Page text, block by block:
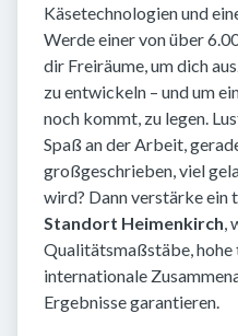
Käsetechnologien und
Werde einer von über
dir Freiräume, um dich
zu entwickeln – und um
noch kommt, zu legen.
Spaß an der Arbeit,
großgeschrieben, viel
wird? Dann verstärke ein
Standort Heimenkirch,
Qualitätsmaßstäbe, hohe
internationale
Ergebnisse garantieren.